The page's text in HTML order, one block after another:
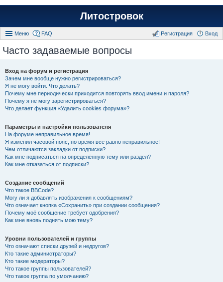
Литостровок
Меню FAQ Вход
Регистрация
Часто задаваемые вопросы
Вход на форум и регистрация
Зачем мне вообще нужно регистрироваться?
Я не могу войти. Что делать?
Почему мне периодически приходится повторять ввод имени и пароля?
Почему я не могу зарегистрироваться?
Что делает функция «Удалить cookies форума»?
Параметры и настройки пользователя
На форуме неправильное время!
Я изменил часовой пояс, но время все равно неправильное!
Чем отличаются закладки от подписки?
Как мне подписаться на определённую тему или раздел?
Как мне отказаться от подписки?
Создание сообщений
Что такое BBCode?
Могу ли я добавлять изображения к сообщениям?
Что означает кнопка «Сохранить» при создании сообщения?
Почему моё сообщение требует одобрения?
Как мне вновь поднять мою тему?
Уровни пользователей и группы
Что означают списки друзей и недругов?
Кто такие администраторы?
Кто такие модераторы?
Что такое группы пользователей?
Что такое группа по умолчанию?